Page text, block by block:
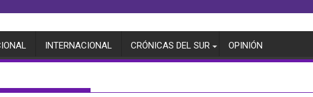
INTERNACIONAL CRÓNICAS DEL SUR OPINIÓN